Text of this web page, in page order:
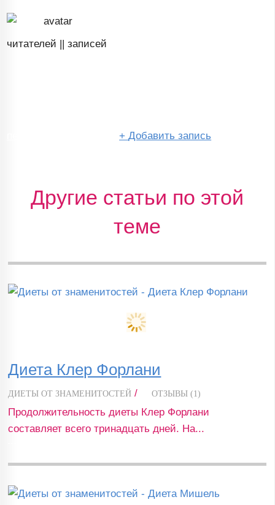
читателей ||записей
перейти в сообщество+Добавить запись
Другие статьи по этой
теме
Диета Клер Форлани
ДИЕТЫ ОТ ЗНАМЕНИТОСТЕЙ / ОТЗЫВЫ (1)
Продолжительность диеты Клер Форлани
составляет всего тринадцать дней. На...